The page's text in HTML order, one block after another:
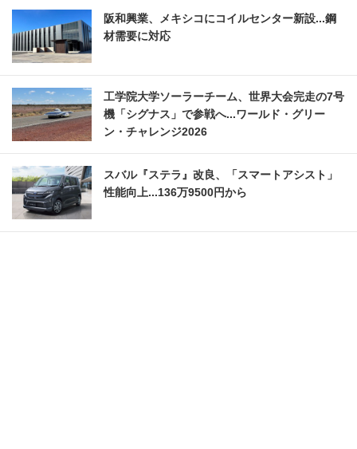
阪和興業、メキシコにコイルセンター新設...鋼
材需要に対応
工学院大学ソーラーチーム、世界大会完走の7号
機「シグナス」で参戦へ...ワールド・グリー
ン・チャレンジ2026
スバル『ステラ』改良、「スマートアシスト」
性能向上...136万9500円から